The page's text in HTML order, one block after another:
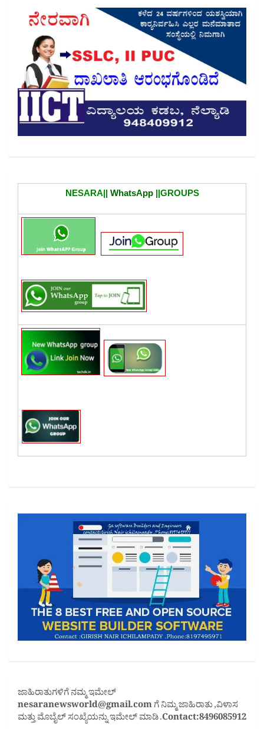
NESARA|| WhatsApp||GROUPS
ಜಾಹಿರಾತುಗಳಿಗೆ ನಮ್ಮ ಇಮೇಲ್
nesaranewsworld@gmail.comಗೆ ನಿಮ್ಮ ಜಾಹಿರಾತು ,ವಿಳಾಸ
ಮತ್ತು ಮೊಬೈಲ್ ಸಂಖ್ಯೆಯನ್ನು ಇಮೇಲ್ ಮಾಡಿ .Contact:8496085912